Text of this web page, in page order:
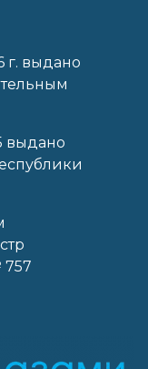
г. выдано
выдано